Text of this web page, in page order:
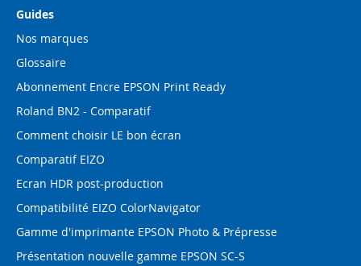
Guides
Nos marques
Glossaire
Abonnement Encre EPSON Print Ready
Roland BN2 - Comparatif
Comment choisir LE bon écran
Comparatif EIZO
Ecran HDR post-production
Compatibilité EIZO ColorNavigator
Gamme d'imprimante EPSON Photo & Prépresse
Présentation nouvelle gamme EPSON SC-S